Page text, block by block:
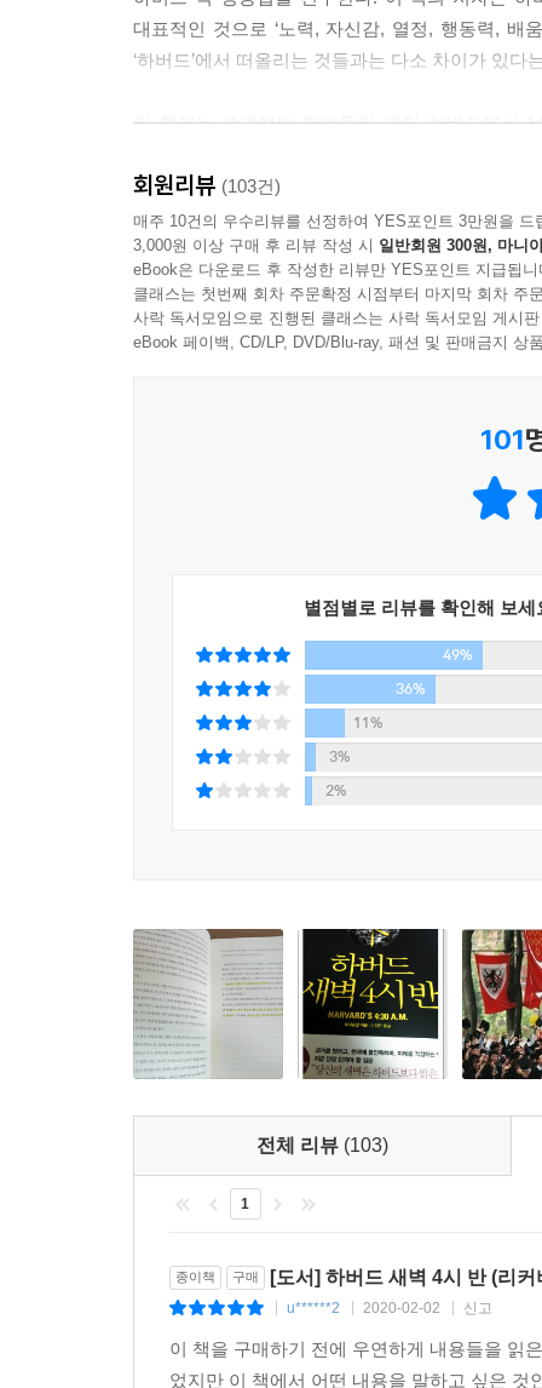
한, 우리는 해낼 수 있다.
--- p.78
라면 몰라도 말이야.”라고 한다. 이 얼마나 어리석
사실, 이런 사람들에게 진짜 나이가 문제가 되거
지 않으니 갈수록 마음이 불편해지고 이미 늦은
--- p.112
대표적인 것으로 ‘노력, 자신감, 열정, 행동력, 배
‘하버드’에서 떠올리는 것들과는 다소 차이가 있다
이 책에는 세계적인 천재들이 모인 하버드에서
지원자를 합격시킨 이야기도 소개된다. 이런 이
애티튜드를 강조한다. 하버드 졸업생들의 이야기
메시지를 제공하고 있다.
또한 이 책은 하버드 인재들이 목표를 세우고
힘들다며 미리 포기하고, 주어진 환경을 탓하는
과제인 시기일 뿐이며, 어떻게든 제 한 몸 먹고살
못하도록 기득권층의 기성세대가 진입장벽을 만
아니라, 자신의 가슴속에 품고 있는 꿈을 잃지 않
이에 『하버드 새벽 4시 반』이 반가운 해답이
바탕으로 펴낸 것이다. 청년 취업난은 대한민국
있는 청년들을 돕기 위해 고민하다가 세계 최고의
복도, 교실, 심지어 보건실에서도 하버드의 학생
단언할 수 있을까?
『하버드 새벽 4시 반』은 바로 이런 노력과 열정
살아가고 있는 우리 청년들에게도 ‘내가 과연 성
그 어느 때보다도 청춘들이 힘겨운 시대다. ‘젊
것보다야 낫겠지만 근본적으로 우리 청년들이
이루는 가장 정확하고 확실한 방법을 알려준다.
성공이라는 막연한 열매에 닿는 비법은 다름 아
아니다. 대신 늘 자신이 상상한 꿈을 인생의 목표
회원리뷰 (103건)
매주 10건의 우수리뷰를 선정하여 YES포인트 3만원을 드
3,000원 이상 구매 후 리뷰 작성 시 일반회원 300원, 마니
eBook은 다운로드 후 작성한 리뷰만 YES포인트 지급됩니
클래스는 첫번째 회차 주문확정 시점부터 마지막 회차 주
사락 독서모임으로 진행된 클래스는 사락 독서모임 게시
eBook 페이백, CD/LP, DVD/Blu-ray, 패션 및 판매금지 상
101
별점별로 리뷰를 확인해 보세
49%
36%
11%
3%
2%
전체 리뷰 (103)
1
종이책 구매 [도서] 하버드 새벽 4시 반 (리커
u******2 2020-02-02 신고
이 책을 구매하기 전에 우연하게 내용들을 읽
었지만 이 책에서 어떤 내용을 말하고 싶은